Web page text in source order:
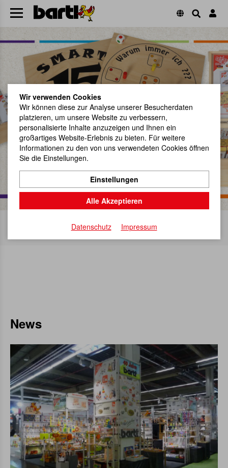
Herzlich Willkommen!
Hier gehts zu unseren Neuheiten.
Jetzt reinspechten!
Keine Mindestbestellmenge
News
Wir verwenden Cookies
Wir können diese zur Analyse unserer Besucherdaten
platzieren, um unsere Website zu verbessern,
personalisierte Inhalte anzuzeigen und Ihnen ein
großartiges Website-Erlebnis zu bieten. Für weitere
Informationen zu den von uns verwendeten Cookies öffnen
Sie die Einstellungen.
Einstellungen
Alle Akzeptieren
Datenschutz Impressum